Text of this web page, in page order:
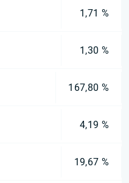
1,71 %
1,30 %
167,80 %
4,19 %
19,67 %